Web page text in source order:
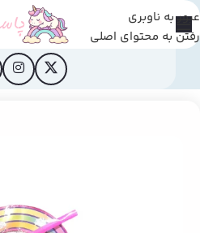
عبور به ناوبری
رفتن به محتوای اصلی